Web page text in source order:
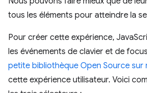
tous les éléments pour atteindre la
Pour créer cette expérience,
les événements de clavier et de
petite bibliothèque Open Source sur
cette expérience utilisateur. Voici